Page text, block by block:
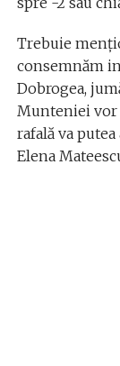
Trebuie
consemnăm
Dobrogea,
Munteniei vor
rafală va putea
Elena